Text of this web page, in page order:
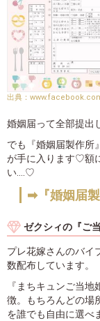
婚姻届って全部提出
でも『婚姻届製作所
が手に入ります♡額
い....♡
➡『婚姻届
ゼクシィの『ご
プレ花嫁さんのバイ
数配布しています。
『まちキュンご当
徴。もちろんどの場
を誰でも自由に選べ